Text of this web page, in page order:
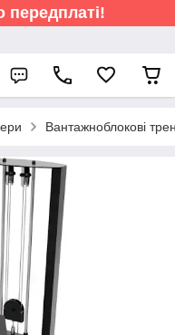
Вантажноблокові